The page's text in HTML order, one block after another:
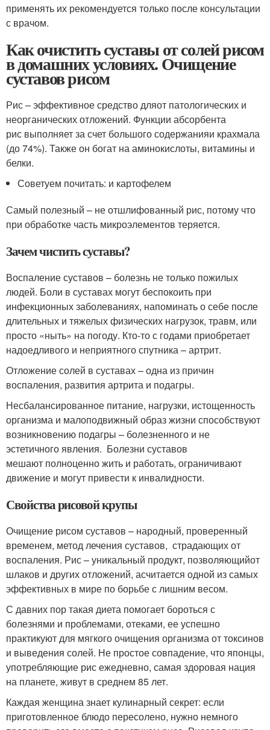
применять их рекомендуется только после консультации
с врачом.
Как очистить суставы от солей рисом
в домашних условиях. Очищение
суставов рисом
Рис – эффективное средство дляот патологических и
неорганических отложений. Функции абсорбента
рис выполняет за счет большого содержанияи крахмала
(до 74%). Также он богат на аминокислоты, витамины и
белки.
Советуем почитать: и картофелем
Самый полезный – не отшлифованный рис, потому что
при обработке часть микроэлементов теряется.
Зачем чистить суставы?
Воспаление суставов – болезнь не только пожилых
людей. Боли в суставах могут беспокоить при
инфекционных заболеваниях, напоминать о себе после
длительных и тяжелых физических нагрузок, травм, или
просто «ныть» на погоду. Кто-то с годами приобретает
надоедливого и неприятного спутника – артрит.
Отложение солей в суставах – одна из причин
воспаления, развития артрита и подагры.
Несбалансированное питание, нагрузки, истощенность
организма и малоподвижный образ жизни способствуют
возникновению подагры – болезненного и не
эстетичного явления. Болезни суставов
мешают полноценно жить и работать, ограничивают
движение и могут привести к инвалидности.
Свойства рисовой крупы
Очищение рисом суставов – народный, проверенный
временем, метод лечения суставов, страдающих от
воспаления. Рис – уникальный продукт, позволяющийот
шлаков и других отложений, асчитается одной из самых
эффективных в мире по борьбе с лишним весом.
С давних пор такая диета помогает бороться с
болезнями и проблемами, отеками, ее успешно
практикуют для мягкого очищения организма от токсинов
и выведения солей. Не простое совпадение, что японцы,
употребляющие рис ежедневно, самая здоровая нация
на планете, живут в среднем 85 лет.
Каждая женщина знает кулинарный секрет: если
приготовленное блюдо пересолено, нужно немного